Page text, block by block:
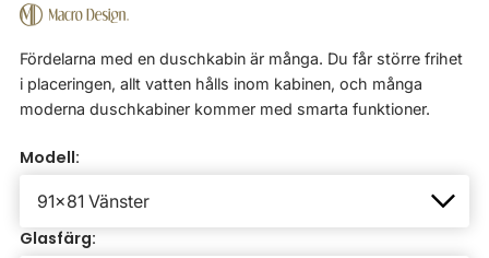
Fördelarna med en duschkabin är många. Du får större frihet
i placeringen, allt vatten hålls inom kabinen, och många
moderna duschkabiner kommer med smarta funktioner.
Modell:
Glasfärg: